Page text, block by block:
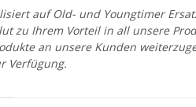
auf Old- und Youngtimer
zu Ihrem Vorteil in all unsere
an unsere Kunden
Verfügung.